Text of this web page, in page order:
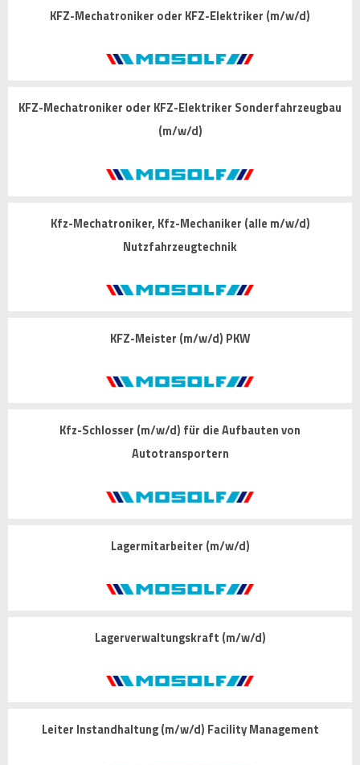
KFZ-Mechatroniker oder KFZ-Elektriker (m/w/d)
KFZ-Mechatroniker oder KFZ-Elektriker Sonderfahrzeugbau
(m/w/d)
Kfz-Mechatroniker, Kfz-Mechaniker (alle m/w/d)
Nutzfahrzeugtechnik
KFZ-Meister (m/w/d) PKW
Kfz-Schlosser (m/w/d) für die Aufbauten von
Autotransportern
Lagermitarbeiter (m/w/d)
Lagerverwaltungskraft (m/w/d)
Leiter Instandhaltung (m/w/d) Facility Management